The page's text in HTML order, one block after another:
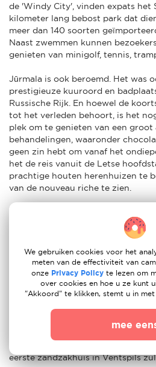
de 'Windy City', vinden expats het
kilometer lang bebost park dat
meer dan 140 soorten
Naast zwemmen kunnen
genieten van minigolf, tennis,
Jūrmala is ook beroemd. Het was
prestigieuze kuuroord en
Russische Rijk. En hoewel de
tot het verleden behoort, is het
plek om te genieten van een groot
behandelingen, waaronder
geen zin hebt om vanaf het
het de reis vanuit de Letse
prachtige houten herenhuizen te
van de nouveau riche te zien.
het is ook de beste tijd van het
land heeft de langste
populaire plek is het pittoreske
de Baltische Zee en de Golf van
Andere topbestemmingen voor
Aquapark, een van de grootste
Europa, en Tarzans, een enorm
Expatouders met kinderen die van
eerste zandzakhuis in Ventspils
We gebruiken cookies voor het
meten van de effectiviteit van
onze Privacy Policy te lezen om
over cookies en hoe u ze kunt
"Akkoord" te klikken, stemt u in
mee